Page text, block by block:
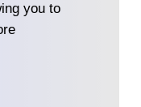
you to